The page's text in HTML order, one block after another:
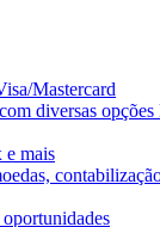
Mastercard
diversas
e mais